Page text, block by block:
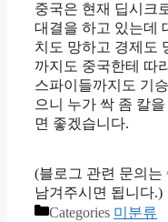
중국은 현재 딥시크
대결을 하고 있는데
치도 망하고 경제도
까지도 중국한테 따
스파이들까지도 기
으니 누가 싹 좀 칼
면 좋겠습니다.
(블로그 관련 문의는
남겨주시면 됩니다.)
Categories 미분류